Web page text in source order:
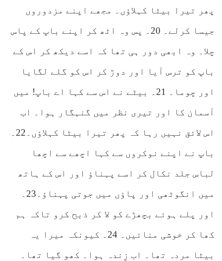
پھر تیرا بیٹا کہلاؤں۔ مجھے اپنے مزدوروں
جیسا کرلے۔ 20۔ پس وہ اٹھ کر اپنے باپ کے پاس
چلا۔ وہ ابھی دور ہی تھا کہ اسے دیکھ کر اس کے
باپ کو ترس آیا اور دوڑ کر اس کو گلے لگایا
اور چوما۔ 21۔ بیٹے نے اس سے کہا اے باپ! میں
آسمان کا اور تیری نظر میں گنہگار ہوا۔ اب
اس لائق نہیں رہا کہ پھر تیرا بیٹا کہلاؤں۔22۔
باپ نے اپنے نوکروں سے کہا اچھے سے اچھا
لباس جلد نکال کر اسے پہناؤ اور اس کے ہاتھ
میں انگوٹھی اور پاؤں میں جوتی پہناؤ۔23۔
اور پلے ہوئے بچھڑے کو لا کر ذبح کرو تاکہ ہم
کھا کر خوشی منائیں۔ 24۔ کیونکہ میرا یہ
بیٹا مردہ تھا۔ اب زِندہ ہوا۔ کھو گیا تھا۔